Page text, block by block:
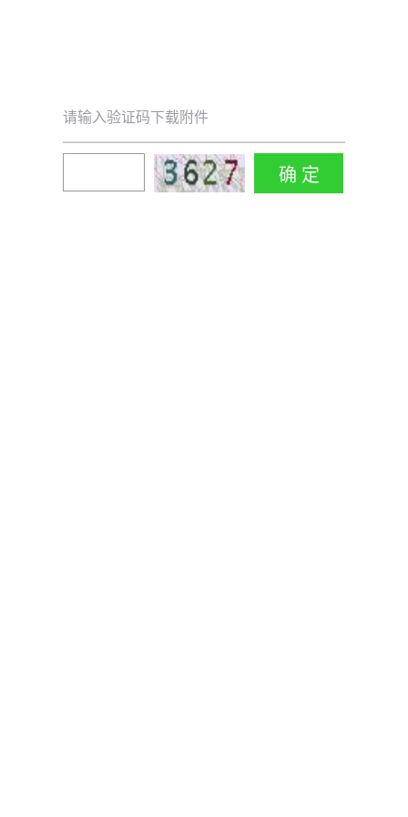
请输入验证码下载附件